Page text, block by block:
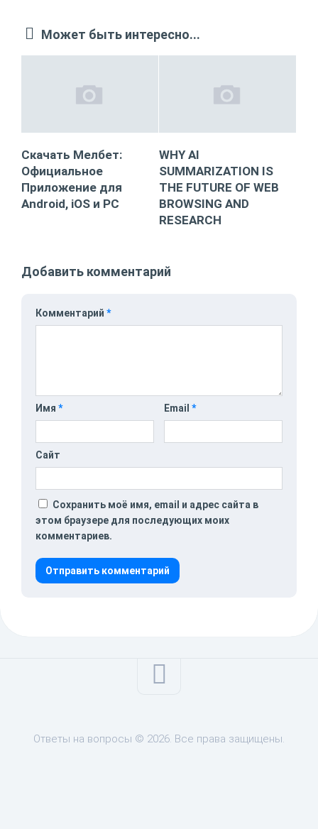
Может быть интересно...
Скачать Мелбет:
Официальное
Приложение для
Android, iOS и PC
WHY AI
SUMMARIZATION IS
THE FUTURE OF WEB
BROWSING AND
RESEARCH
Добавить комментарий
Комментарий *
Имя * Email *
Сайт
Сохранить моё имя, email и адрес сайта в
этом браузере для последующих моих
комментариев.
Ответы на вопросы © 2026. Все права защищены.